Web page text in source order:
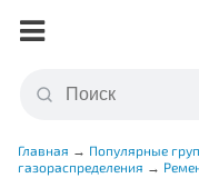
Главная → Популярные
газораспределения →